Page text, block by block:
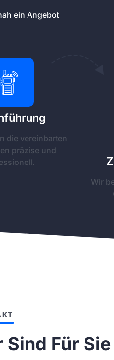
ein Angebot
die vereinbarten
präzise und
Wir
Sind Für Sie